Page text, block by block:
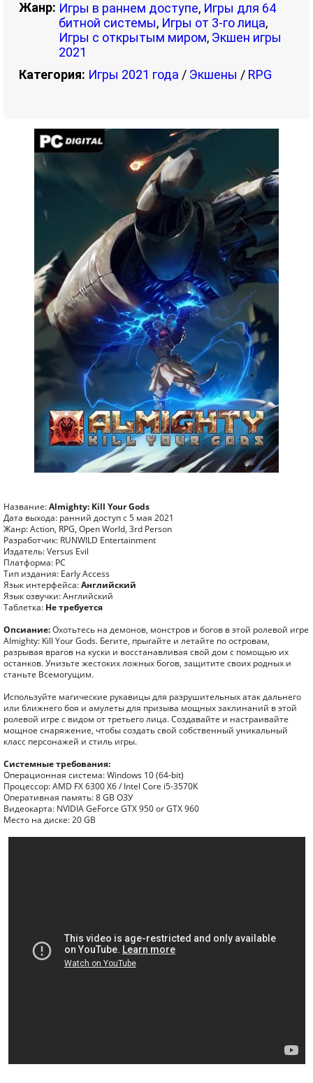
Жанр: Игры в раннем доступе, Игры для 64
битной системы, Игры от 3-го лица,
Игры с открытым миром, Экшен игры
2021
Категория: Игры 2021 года / Экшены / RPG
Название:Almighty: Kill Your Gods
Дата выхода: ранний доступ с 5 мая 2021
Жанр: Action, RPG, Open World, 3rd Person
Разработчик: RUNWILD Entertainment
Издатель: Versus Evil
Платформа: PC
Тип издания: Early Access
Язык интерфейса:Английский
Язык озвучки: Английский
Таблетка: Не требуется
Опсиание:Охотьтесь на демонов, монстров и богов в этой ролевой игре
Almighty: Kill Your Gods. Бегите, прыгайте и летайте по островам,
разрывая врагов на куски и восстанавливая свой дом с помощью их
останков. Унизьте жестоких ложных богов, защитите своих родных и
станьте Всемогущим.
Используйте магические рукавицы для разрушительных атак дальнего
или ближнего боя и амулеты для призыва мощных заклинаний в этой
ролевой игре с видом от третьего лица. Создавайте и настраивайте
мощное снаряжение, чтобы создать свой собственный уникальный
класс персонажей и стиль игры.
Системные требования:
Операционная система: Windows 10 (64-bit)
Процессор: AMD FX 6300 X6 / Intel Core i5-3570K
Оперативная память: 8 GB ОЗУ
Видеокарта: NVIDIA GeForce GTX 950 or GTX 960
Место на диске: 20 GB